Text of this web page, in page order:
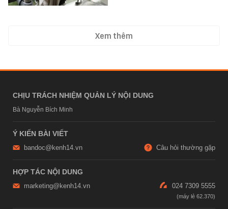
Xem thêm
CHỊU TRÁCH NHIỆM QUẢN LÝ NỘI DUNG
Bà Nguyễn Bích Minh
Ý KIẾN BÀI VIẾT
bandoc@kenh14.vn Câu hỏi thường gặp
HỢP TÁC NỘI DUNG
marketing@kenh14.vn 024 7309 5555